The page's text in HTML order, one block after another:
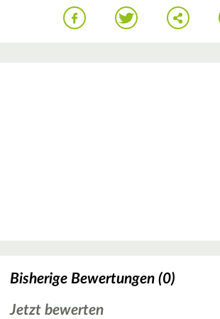
Bisherige Bewertungen (0)
Jetzt bewerten